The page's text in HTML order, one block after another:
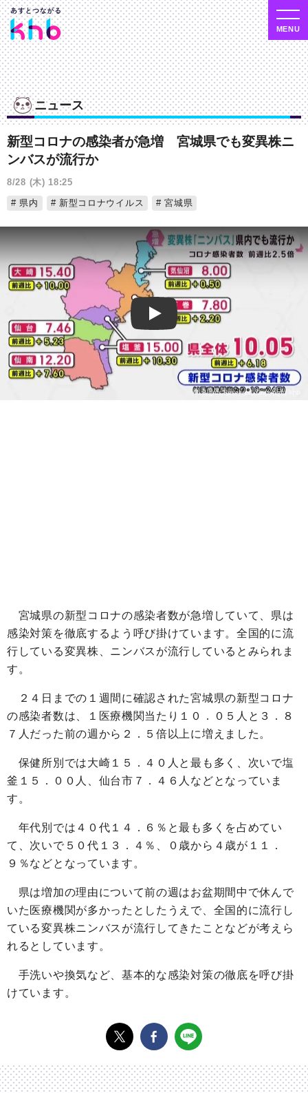
ニュース
新型コロナの感染者が急増 宮城県でも変異株ニ
ンバスが流行か
8/28 (木) 18:25
県内
新型コロナウイルス 宮城県
Play
宮城県の新型コロナの感染者数が急増していて、県は
感染対策を徹底するよう呼び掛けています。全国的に流
行している変異株、ニンバスが流行しているとみられま
す。
２４日までの１週間に確認された宮城県の新型コロナ
の感染者数は、１医療機関当たり１０．０５人と３．８
７人だった前の週から２．５倍以上に増えました。
保健所別では大崎１５．４０人と最も多く、次いで塩
釜１５．００人、仙台市７．４６人などとなっていま
す。
年代別では４０代１４．６％と最も多くを占めてい
て、次いで５０代１３．４％、０歳から４歳が１１．
９％などとなっています。
県は増加の理由について前の週はお盆期間中で休んで
いた医療機関が多かったとしたうえで、全国的に流行し
ている変異株ニンバスが流行してきたことなどが考えら
れるとしています。
手洗いや換気など、基本的な感染対策の徹底を呼び掛
けています。